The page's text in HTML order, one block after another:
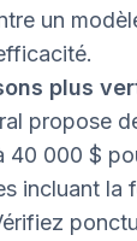
un
plus
propose
40 000 $
incluant la